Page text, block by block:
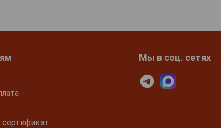
Мы в соц. сетях